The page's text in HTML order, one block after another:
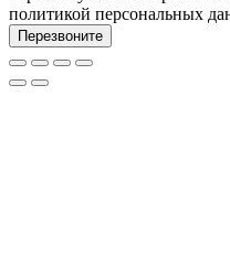
политикой персональных
Перезвоните